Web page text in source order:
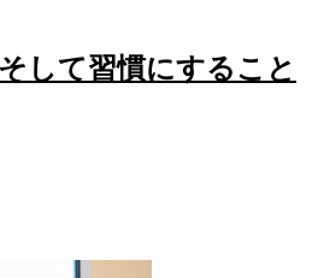
して習慣にすること